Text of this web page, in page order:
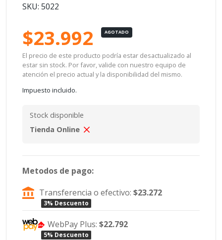
SKU: 5022
$23.992 AGOTADO
El precio de este producto podría estar desactualizado al
estar sin stock. Por favor, valide con nuestro equipo de
atención el precio actual y la disponibilidad del mismo.
Impuesto incluido.
Stock disponible
Tienda Online
Metodos de pago:
Transferencia o efectivo:$23.272
3% Descuento
WebPay Plus:$22.792
5% Descuento